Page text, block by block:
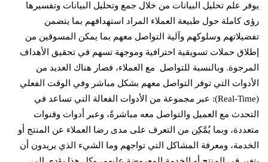
يوفر علم تحليل البيانات من خلال جمع وتحليل البيانات وتفسيرها
رؤى كاملة حول طبيعة العملاء المراد استهدافهم بما يتضمن
تفضيلاتهم وسلوكهم وآلية التواصل معهم بما يمكن المسوقين من
إطلاق حملات تسويقية احترافية وموجهة تسهم في تحقيق الأهداف
المرجوة. وبالنسبة للتواصل مع العملاء، فصار هناك العديد من
الأدوات التي توفر التواصل معهم بشكل مباشر وفي الوقت الفعلي
(Real-Time): عبر مجموعة من الأدوات الفعالة التي تساعد في
التحدث مع العميل والتواصل معه مباشرةً، وعبر أدوات وقنوات
متعددة، وبما يُمَّكِن من التعرف على مدى رضا العملاء عن المنتج أو
الخدمة، ومعرفة المشاكل التي تواجهم وما الشيء الذي يريدون أن